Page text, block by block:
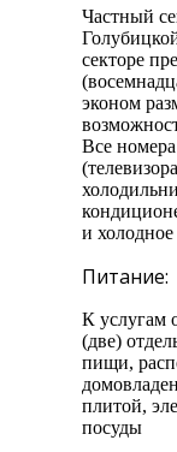
Частный
секторе
эконом
Все
и
Питание:
К услугам
(две)
пищи,
плитой,
посуды